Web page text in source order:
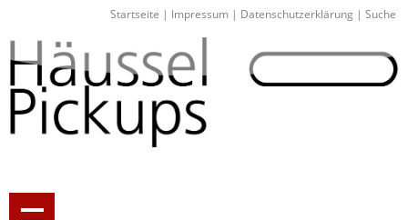
Startseite | Impressum | Datenschutzerklärung | Suche